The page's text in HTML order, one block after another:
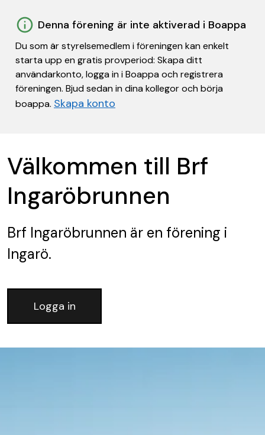
Denna förening är inte aktiverad i Boappa
Du som är styrelsemedlem i föreningen kan enkelt
starta upp en gratis provperiod: Skapa ditt
användarkonto, logga in i Boappa och registrera
föreningen. Bjud sedan in dina kollegor och börja
boappa. Skapa konto
Välkommen till Brf
Ingaröbrunnen
Brf Ingaröbrunnen är en förening i
Ingarö.
Logga in